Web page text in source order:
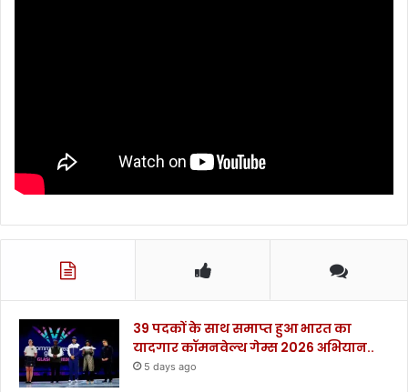
39 पदकों के साथ समाप्त हुआ भारत का
यादगार कॉमनवेल्थ गेम्स 2026 अभियान..
5 days ago